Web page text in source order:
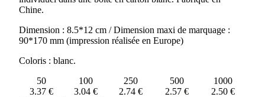
SUBLIMKONIK
Chine.
Dimension : 8.5*12 cm / Dimension maxi de marquage :
90*170 mm (impression réalisée en Europe)
Coloris : blanc.
50
100 250 500
1000
3.37 €
3.04 € 2.74 € 2.57 €
2.50 €